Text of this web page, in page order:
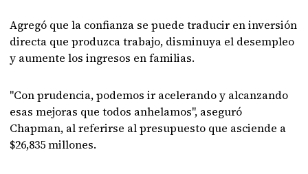
Agregó que la confianza se puede traducir en inversión
directa que produzca trabajo, disminuya el desempleo
y aumente los ingresos en familias.
"Con prudencia, podemos ir acelerando y alcanzando
esas mejoras que todos anhelamos", aseguró
Chapman, al referirse al presupuesto que asciende a
$26,835 millones.